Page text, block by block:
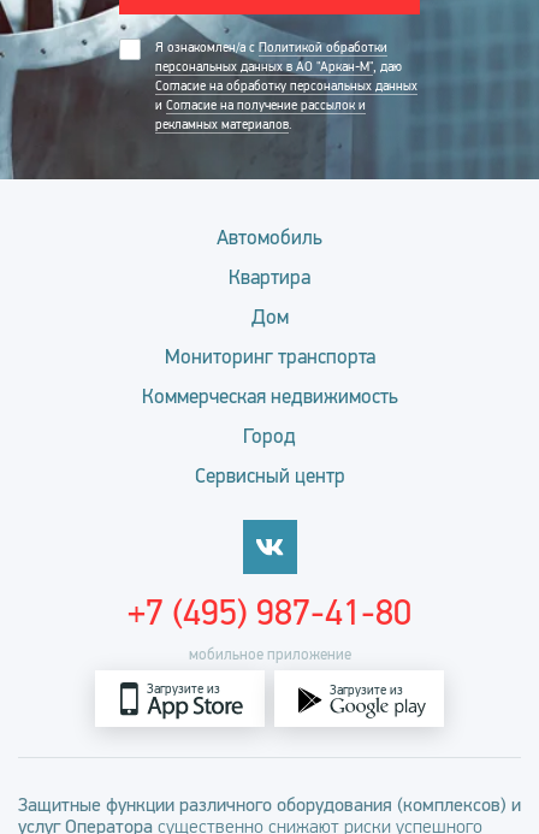
Я ознакомлен/а с Политикой обработки
персональных данных в АО "Аркан-М", даю
Согласие на обработку персональных данных
и Согласие на получение рассылок и
рекламных материалов.
Автомобиль
Квартира
Дом
Мониторинг транспорта
Коммерческая недвижимость
Город
Сервисный центр
мобильное приложение
Загрузите из Загрузите из
+7 (495) 987-41-80
Защитные функции различного оборудования (комплексов) и
услуг Оператора существенно снижают риски успешного